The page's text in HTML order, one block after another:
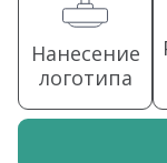
Нанесение
логотипа